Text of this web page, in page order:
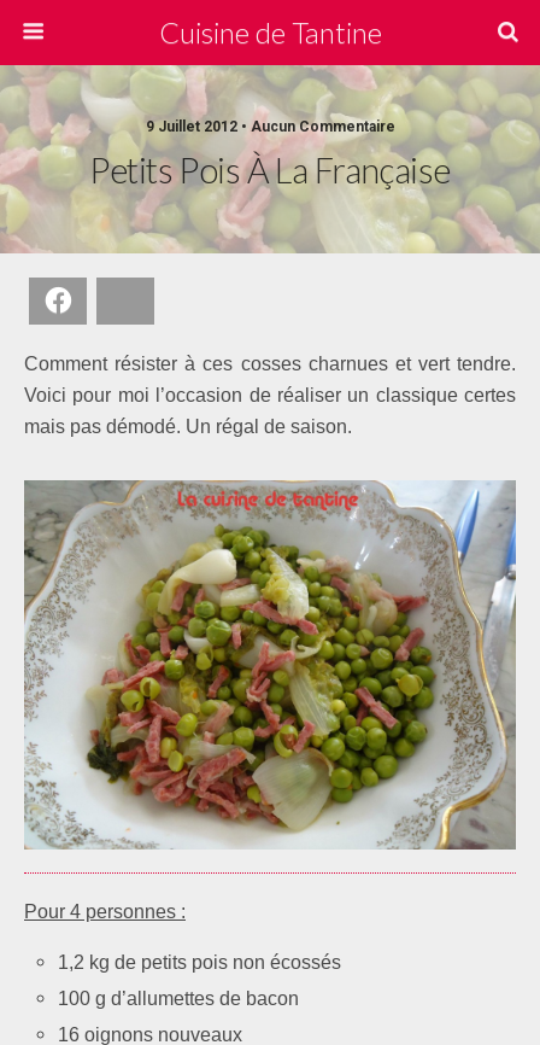
Cuisine de Tantine
9 Juillet 2012 • Aucun Commentaire
Petits Pois À La Française
Comment résister à ces cosses charnues et vert tendre.
Voici pour moi l’occasion de réaliser un classique certes
mais pas démodé. Un régal de saison.
Pour 4 personnes :
1,2 kg de petits pois non écossés
100 g d’allumettes de bacon
16 oignons nouveaux